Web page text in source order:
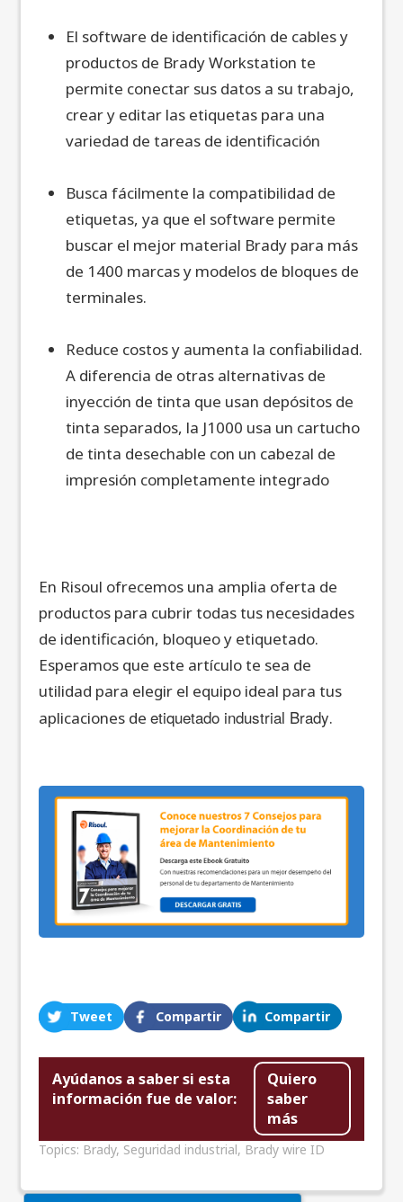
El software de identificación de cables y
productos de Brady Workstation te
permite conectar sus datos a su trabajo,
crear y editar las etiquetas para una
variedad de tareas de identificación
Busca fácilmente la compatibilidad de
etiquetas, ya que el software permite
buscar el mejor material Brady para más
de 1400 marcas y modelos de bloques de
terminales.
Reduce costos y aumenta la confiabilidad.
A diferencia de otras alternativas de
inyección de tinta que usan depósitos de
tinta separados, la J1000 usa un cartucho
de tinta desechable con un cabezal de
impresión completamente integrado
En Risoul ofrecemos una amplia oferta de
productos para cubrir todas tus necesidades
de identificación, bloqueo y etiquetado.
Esperamos que este artículo te sea de
utilidad para elegir el equipo ideal para tus
aplicaciones deetiquetado industrial Brady.
Tweet Compartir Compartir
Ayúdanos a saber si esta
información fue de valor:
Quiero
saber
más
Topics: Brady, Seguridad industrial, Brady wire ID